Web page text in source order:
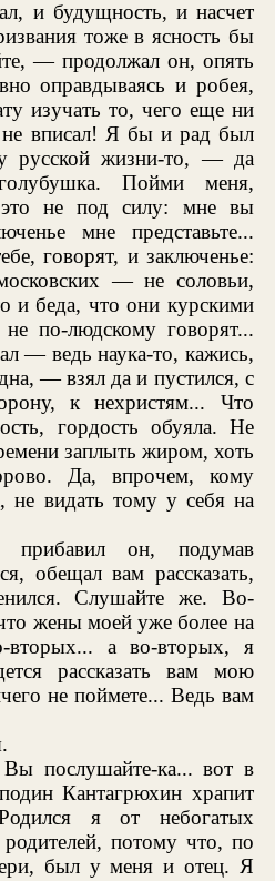
и будущность, и насчет
тоже в ясность бы
— продолжал он, опять
оправдываясь и робея,
изучать то, чего еще ни
вписал! Я бы и рад был
русской жизни-то, — да
Пойми меня,
не под силу: мне вы
мне представьте...
говорят, и заключенье:
— не соловьи,
и беда, что они курскими
по-людскому говорят...
— ведь наука-то, кажись,
— взял да и пустился, с
к нехристям... Что
гордость обуяла. Не
заплыть жиром, хоть
Да, впрочем, кому
не видать тому у себя на
он, подумав
обещал вам рассказать,
Слушайте же. Во-
жены моей уже более на
вторых... а во-вторых, я
рассказать вам мою
не поймете... Ведь вам
послушайте-ка... вот в
Кантагрюхин храпит
я от небогатых
потому что, по
был у меня и отец. Я